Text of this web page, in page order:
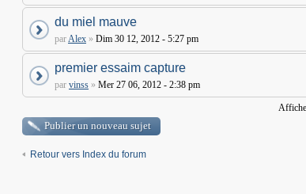
du miel mauve
parAlex » Dim 30 12, 2012 - 5:27 pm
premier essaim capture
par vinss » Mer 27 06, 2012 - 2:38 pm
Publier un nouveau sujet
Retour vers Index du forum